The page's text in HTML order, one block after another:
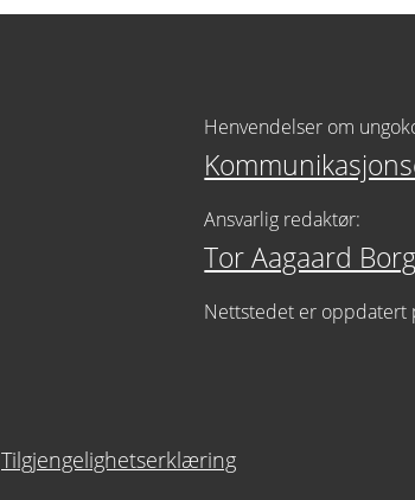
Henvendelser om
Ansvarlig redaktør:
Tor Aagaard
Nettstedet er oppdatert
Tilgjengelighetserklæring